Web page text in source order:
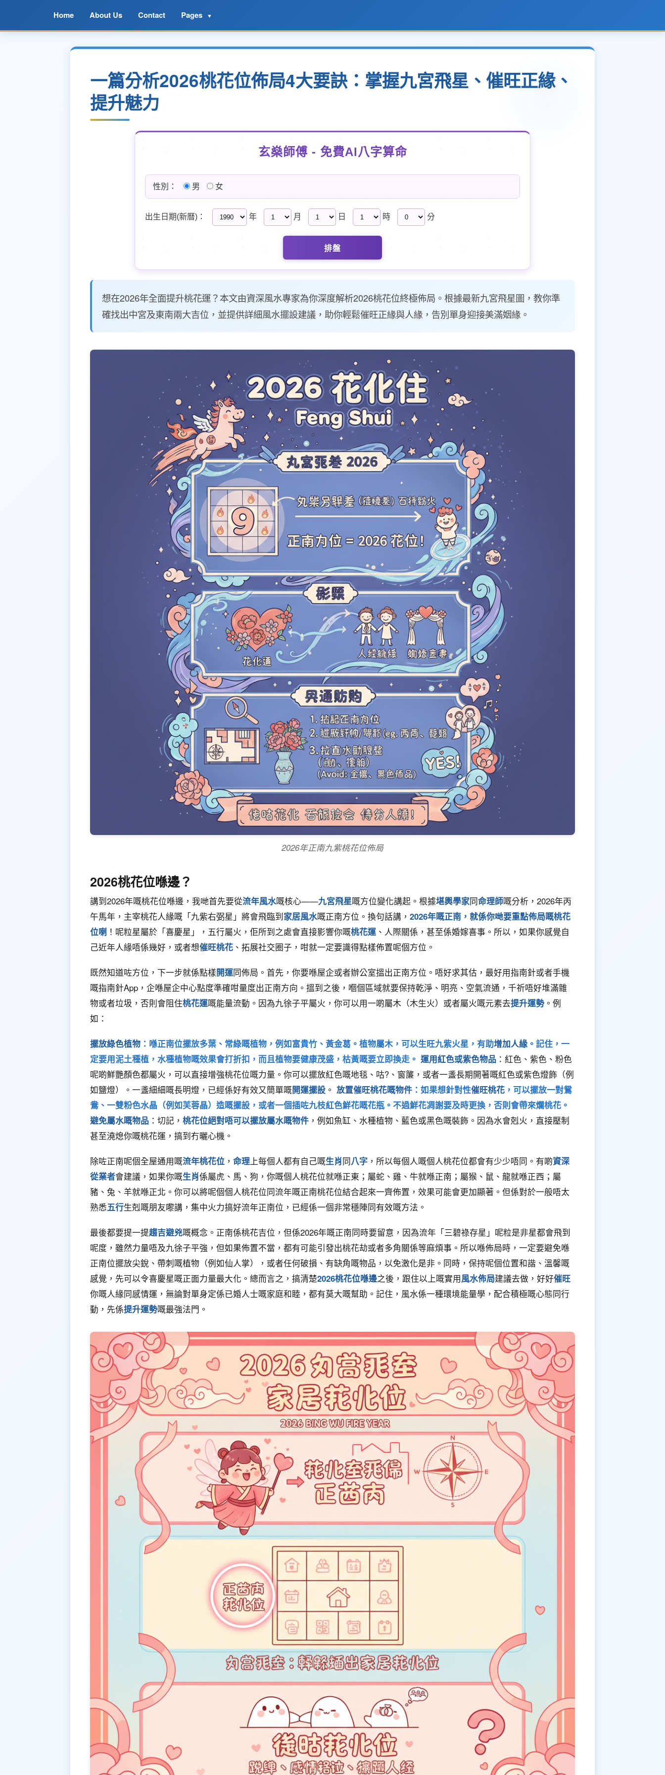
Home About Us Contact Pages ▼
一篇分析2026桃花位佈局4大要訣：掌握九宮飛星、催旺正緣、
提升魅力
玄燊師傅 - 免費AI八字算命
性別： 男 女
出生日期(新曆)： 年 月 日 時 分
排盤
想在2026年全面提升桃花運？本文由資深風水專家為你深度解析2026桃花位終極佈局。根據最新九宮飛星圖，教你準
確找出中宮及東南兩大吉位，並提供詳細風水擺設建議，助你輕鬆催旺正緣與人緣，告別單身迎接美滿姻緣。
2026年正南九紫桃花位佈局
2026桃花位喺邊？
講到2026年嘅桃花位喺邊，我哋首先要從流年風水嘅核心——九宮飛星嘅方位變化講起。根據堪輿學家同命理師嘅分析，2026年丙
午馬年，主宰桃花人緣嘅「九紫右弼星」將會飛臨到家居風水嘅正南方位。換句話講， 2026年嘅正南，就係你哋要重點佈局嘅桃花
位喇 ！呢粒星屬於「喜慶星」，五行屬火，佢所到之處會直接影響你嘅桃花運、人際關係，甚至係婚嫁喜事。所以，如果你感覺自
己近年人緣唔係幾好，或者想催旺桃花 、拓展社交圈子，咁就一定要識得點樣佈置呢個方位。
既然知道咗方位，下一步就係點樣開運同佈局。首先，你要喺屋企或者辦公室搵出正南方位。唔好求其估，最好用指南針或者手機
嘅指南針App，企喺屋企中心點度準確咁量度出正南方向。搵到之後，嗰個區域就要保持乾淨、明亮、空氣流通，千祈唔好堆滿雜
物或者垃圾，否則會阻住桃花運嘅能量流動。因為九徐子平屬火，你可以用一啲屬木（木生火）或者屬火嘅元素去提升運勢 。例
如：
擺放綠色植物 ：喺正南位擺放多葉、常綠嘅植物，例如富貴竹、黃金葛。植物屬木，可以生旺九紫火星，有助增加人緣 。記住，一
定要用泥土種植，水種植物嘅效果會打折扣，而且植物要健康茂盛，枯黃嘅要立即換走。 運用紅色或紫色物品 ：紅色、紫色、粉色
呢啲鮮艷顏色都屬火，可以直接增強桃花位嘅力量。你可以擺放紅色嘅地毯、咕?、窗簾，或者一盞長期開著嘅紅色或紫色燈飾（例
如鹽燈）。一盞細細嘅長明燈，已經係好有效又簡單嘅開運擺設 。 放置催旺桃花嘅物件 ：如果想針對性催旺桃花 ，可以擺放一對鴛
鴦、一雙粉色水晶（例如芙蓉晶）造嘅擺設，或者一個插咗九枝紅色鮮花嘅花瓶。不過鮮花凋謝要及時更換，否則會帶來爛桃花。
避免屬水嘅物品 ：切記， 桃花位絕對唔可以擺放屬水嘅物件 ，例如魚缸、水種植物、藍色或黑色嘅裝飾。因為水會剋火，直接壓制
甚至澆熄你嘅桃花運，搞到冇曬心機。
除咗正南呢個全屋通用嘅流年桃花位 ， 命理上每個人都有自己嘅生肖同八字 ，所以每個人嘅個人桃花位都會有少少唔同。有啲資深
從業者會建議，如果你嘅生肖係屬虎、馬、狗，你嘅個人桃花位就喺正東；屬蛇、雞、牛就喺正南；屬猴、鼠、龍就喺正西；屬
豬、兔、羊就喺正北。你可以將呢個個人桃花位同流年嘅正南桃花位結合起來一齊佈置，效果可能會更加顯著。但係對於一般唔太
熟悉五行生剋嘅朋友嚟講，集中火力搞好流年正南位，已經係一個非常穩陣同有效嘅方法。
最後都要提一提趨吉避兇嘅概念。正南係桃花吉位，但係2026年嘅正南同時要留意，因為流年「三碧祿存星」呢粒是非星都會飛到
呢度，雖然力量唔及九徐子平強，但如果佈置不當，都有可能引發出桃花劫或者多角關係等麻煩事。所以喺佈局時，一定要避免喺
正南位擺放尖銳、帶刺嘅植物（例如仙人掌），或者任何破損、有缺角嘅物品，以免激化是非。同時，保持呢個位置和諧、溫馨嘅
感覺，先可以令喜慶星嘅正面力量最大化。總而言之，搞清楚2026桃花位喺邊之後，跟住以上嘅實用風水佈局建議去做，好好催旺
你嘅人緣同感情運，無論對單身定係已婚人士嘅家庭和睦，都有莫大嘅幫助。記住，風水係一種環境能量學，配合積極嘅心態同行
動，先係提升運勢嘅最強法門。